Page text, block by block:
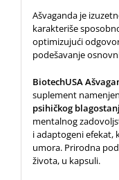
Ašvaganda je
karakteriše
optimizujući
podešavanje
BiotechUSA
suplement namenjen
psihičkog
mentalnog
i adaptogeni efekat,
umora. Prirodna
života, u kapsuli.